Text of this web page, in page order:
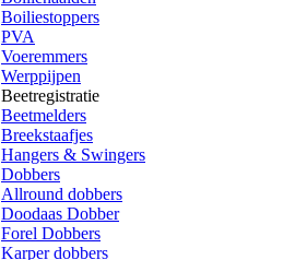
Boiliestoppers
PVA
Voeremmers
Werppijpen
Beetregistratie
Beetmelders
Breekstaafjes
Hangers & Swingers
Dobbers
Allround dobbers
Doodaas Dobber
Forel Dobbers
Karper dobbers